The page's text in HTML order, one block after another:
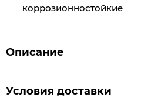
коррозионностойкие
Описание
Условия доставки